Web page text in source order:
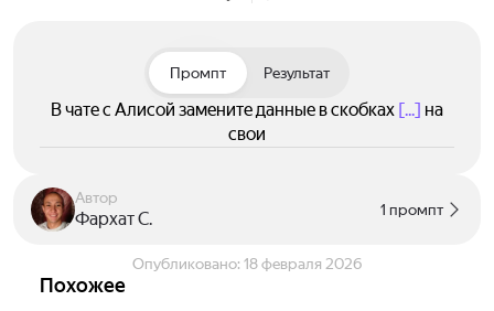
Промпт Результат
В чате с Алисой замените данные в скобках [...] на
свои
Автор
Фархат С. 1 промпт
Опубликовано: 18 февраля 2026
Похожее